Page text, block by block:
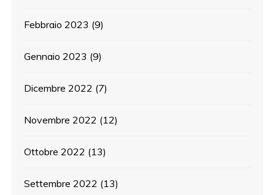
Febbraio 2023 (9)
Gennaio 2023 (9)
Dicembre 2022 (7)
Novembre 2022 (12)
Ottobre 2022 (13)
Settembre 2022 (13)